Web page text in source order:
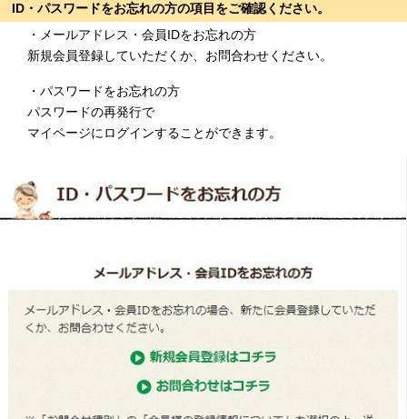
ID・パスワードをお忘れの方の項目をご確認ください。
・メールアドレス・会員IDをお忘れの方
新規会員登録していただくか、お問合わせください。
・パスワードをお忘れの方
パスワードの再発行で
マイページにログインすることができます。